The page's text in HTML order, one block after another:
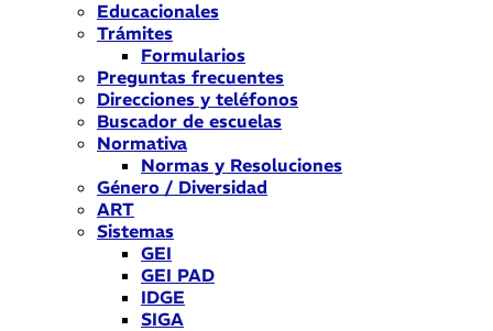
Educacionales
Trámites
Formularios
Preguntas frecuentes
Direcciones y teléfonos
Buscador de escuelas
Normativa
Normas y Resoluciones
Género / Diversidad
ART
Sistemas
GEI
GEI PAD
IDGE
SIGA